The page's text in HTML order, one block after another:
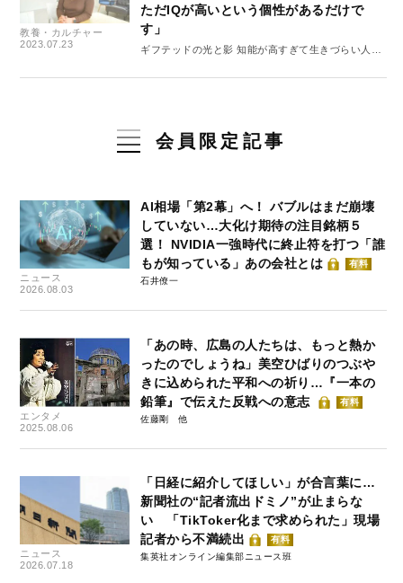
教養・カルチャー
2023.07.23
ただIQが高いという個性があるだけで
す」
ギフテッドの光と影 知能が高すぎて生きづらい人た
会員限定記事
ニュース
2026.08.03
AI相場「第2幕」へ！ バブルはまだ崩壊
していない…大化け期待の注目銘柄５
選！ NVIDIA一強時代に終止符を打つ「誰
もが知っている」あの会社とは
有料
石井僚一
エンタメ
2025.08.06
「あの時、広島の人たちは、もっと熱か
ったのでしょうね」美空ひばりのつぶや
きに込められた平和への祈り…『一本の
鉛筆』で伝えた反戦への意志
有料
佐藤剛
ニュース
2026.07.18
「日経に紹介してほしい」が合言葉に…
新聞社の“記者流出ドミノ”が止まらな
い 「TikToker化まで求められた」現場
記者から不満続出
有料
集英社オンライン編集部ニュース班